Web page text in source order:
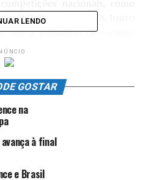
só a partir de agosto. Junto
que a passagem do técnico
uma onda de discussões
aos treinadores
do torcedor rubro-
perdeu apenas quatro vezes,
Flamengo.
resistir a ela. E que já não
competições. É evidente
que seja o técnico a ser
LENDO
GOSTAR
na
à final
e Brasil